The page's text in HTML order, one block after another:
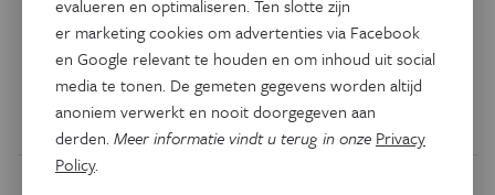
als dé verklaring voor het ontstaan van de enorme ijskap,
zo'n 34 miljoen jaar geleden. Maar een nieuwe studie geeft
aan dat die verklaring onvolledig is.
Door Ella Vertommen
evalueren en optimaliseren. Ten slotte zijn
er marketing cookies om advertenties via Facebook
en Google relevant te houden en om inhoud uit social
media te tonen. De gemeten gegevens worden altijd
anoniem verwerkt en nooit doorgegeven aan
derden.Meer informatie vindt u terug in onze Privacy
Policy.